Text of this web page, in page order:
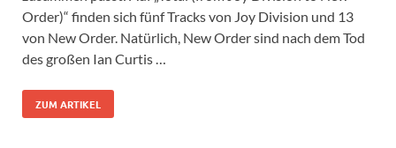
Order)“ finden sich fünf Tracks von Joy Division und 13
von New Order. Natürlich, New Order sind nach dem Tod
des großen Ian Curtis …
ZUM ARTIKEL